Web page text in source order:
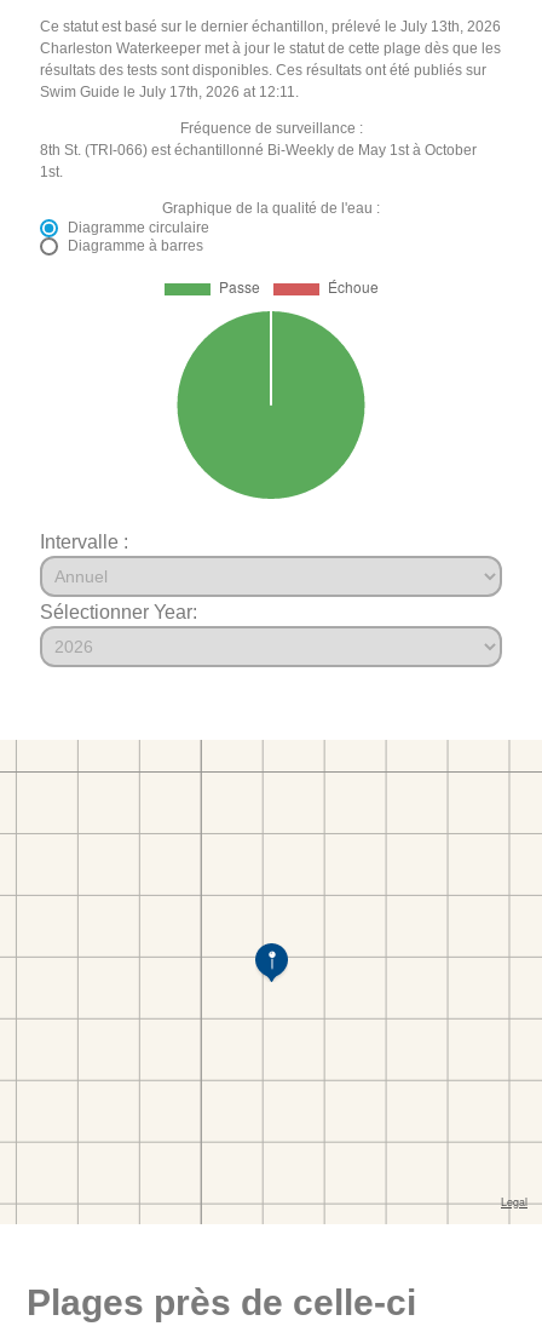
Ce statut est basé sur le dernier échantillon, prélevé le July 13th, 2026
Charleston Waterkeeper met à jour le statut de cette plage dès que les
résultats des tests sont disponibles. Ces résultats ont été publiés sur
Swim Guide le July 17th, 2026 at 12:11.
Fréquence de surveillance :
8th St. (TRI-066) est échantillonné Bi-Weekly de May 1st à October
1st.
Graphique de la qualité de l'eau :
Diagramme circulaire
Diagramme à barres
Intervalle :
Sélectionner Year:
Plages près de celle-ci